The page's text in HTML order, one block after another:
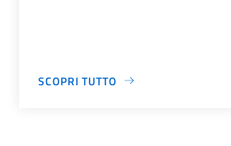
SCOPRI TUTTO